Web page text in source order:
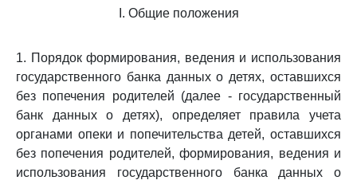
I. Общие положения
1. Порядок формирования, ведения и использования
государственного банка данных о детях, оставшихся
без попечения родителей (далее - государственный
банк данных о детях), определяет правила учета
органами опеки и попечительства детей, оставшихся
без попечения родителей, формирования, ведения и
использования государственного банка данных о